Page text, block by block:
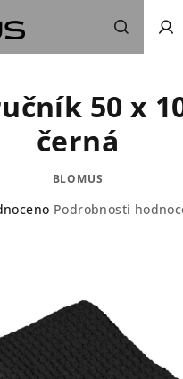
Hledat
50 x
černá
BLOMUS
Podrobnosti